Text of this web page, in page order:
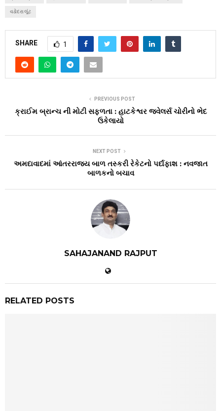
વડોદરા લૂંટ
SHARE 1
PREVIOUS POST
ક્રાઈમ બ્રાન્ચ ની મોટી સફળતા : હાટકેશ્વર જ્વેલર્સ ચોરીનો ભેદ
ઉકેલાયો
NEXT POST
અમદાવાદમાં આંતરરાજ્ય બાળ તસ્કરી રેકેટનો પર્દાફાશ : નવજાત
બાળકનો બચાવ
SAHAJANAND RAJPUT
RELATED POSTS